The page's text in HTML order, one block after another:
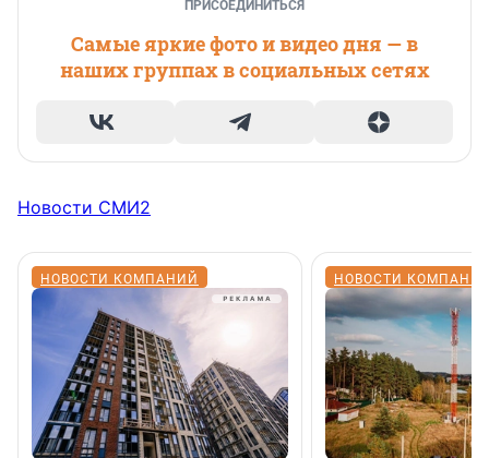
ПРИСОЕДИНИТЬСЯ
Самые яркие фото и видео дня — в
наших группах в социальных сетях
Новости СМИ2
НОВОСТИ КОМПАНИЙ НОВОСТИ